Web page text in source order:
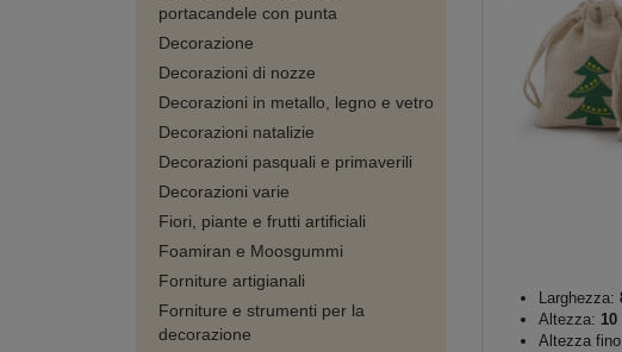
portacandele con punta
Decorazione
Decorazioni di nozze
Decorazioni in metallo, legno e vetro
Decorazioni natalizie
Decorazioni pasquali e primaverili
Decorazioni varie
Fiori, piante e frutti artificiali
Foamiran e Moosgummi
Forniture artigianali
Forniture e strumenti per la
decorazione
Larghezza:
Altezza: 10
Altezza